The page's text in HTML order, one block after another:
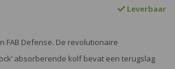
Leverbaar
FAB Defense. De revolutionaire
absorberende kolf bevat een terugslag